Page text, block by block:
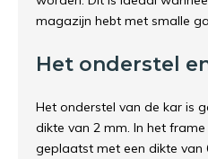
magazijn hebt met smalle
Het onderstel
Het onderstel van de kar is
dikte van 2 mm. In het
geplaatst met een dikte van